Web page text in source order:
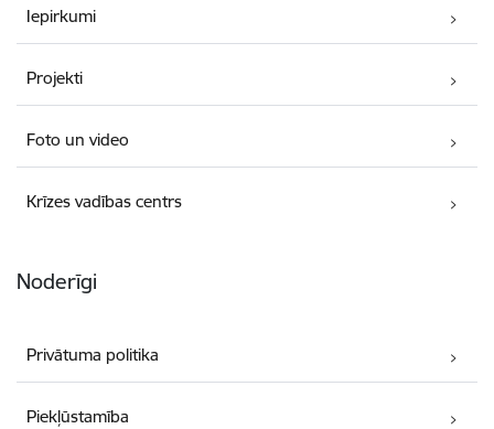
Iepirkumi
Projekti
Foto un video
Krīzes vadības centrs
Noderīgi
Privātuma politika
Piekļūstamība